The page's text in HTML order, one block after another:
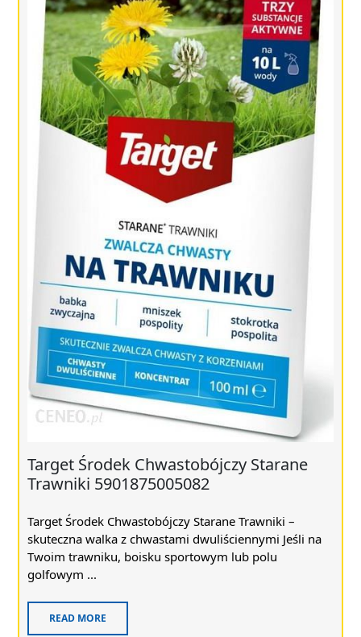
Target Środek Chwastobójczy Starane
Trawniki 5901875005082
Target Środek Chwastobójczy Starane Trawniki –
skuteczna walka z chwastami dwuliściennymi Jeśli na
Twoim trawniku, boisku sportowym lub polu
golfowym ...
READ MORE